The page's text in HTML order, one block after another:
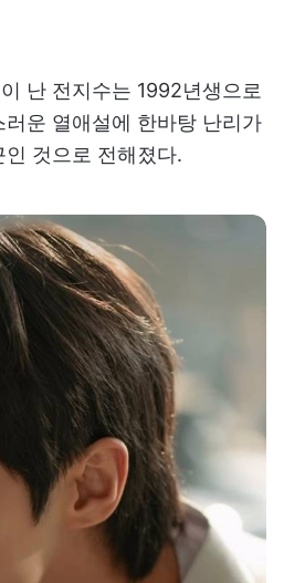
난 전지수는 1992년생으로
운 열애설에 한바탕 난리가
것으로 전해졌다.